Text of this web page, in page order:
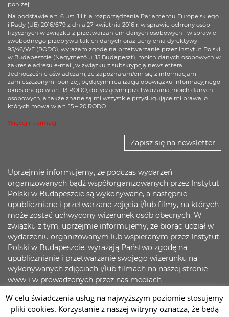
poniżej:
Na podstawie art. 6 ust. 1 lit. a rozporządzenia Parlamentu Europejskiego
i Rady (UE) 2016/679 z dnia 27 kwietnia 2016 r. w sprawie ochrony osób
fizycznych w związku z przetwarzaniem danych osobowych i w sprawie
swobodnego przepływu takich danych oraz uchylenia dyrektywy
95/46/WE (RODO), wyrażam zgodę na przetwarzanie przez Instytut Polski
w Budapeszcie (Nagymező u. 15 Budapeszt), moich danych osobowych w
zakresie adresu e-mail, w związku z subskrypcją newslettera.
Jednocześnie oświadczam, że zapoznałam/em się z informacjami
zamieszczonymi poniżej, będącymi realizacją obowiązku informacyjnego
określonego w art. 13 RODO, dotyczącymi przetwarzania moich danych
osobowych, a także znane są mi wszystkie przysługujące mi prawa, o
których mowa w art. 15 – 20 RODO.
Więcej informacji
Zapisz się na newsletter
Uprzejmie informujemy, że podczas wydarzeń
organizowanych bądź współorganizowanych przez Instytut
Polski w Budapeszcie są wykonywane, a następnie
upubliczniane i przetwarzane zdjęcia i/lub filmy, na których
może zostać uchwycony wizerunek osób obecnych. W
związku z tym, uprzejmie informujemy, że biorąc udział w
wydarzeniu organizowanym lub wspieranym przez Instytut
Polski w Budapeszcie, wyrażają Państwo zgodę na
upublicznianie i przetwarzanie swojego wizerunku na
wykonywanych zdjęciach i/lub filmach na naszej stronie
www i w prowadzonych przez nas mediach
dokładamy wszelkich starań, aby zadbać o bezpieczeństwo
Państwa danych.
W celu świadczenia usług na najwyższym poziomie stosujemy
pliki cookies. Korzystanie z naszej witryny oznacza, że będą